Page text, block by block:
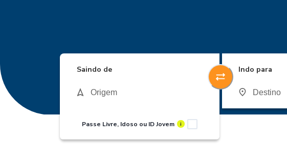
Saindo de
Passe Livre, Idoso ou ID Jovem i
Indo para